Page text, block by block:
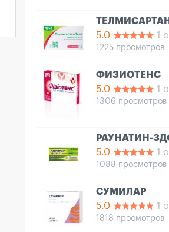
ТЕЛМИСАРТАН
5.0
1
1225 просмотров
ФИЗИОТЕНС
5.0
1
1306 просмотров
РАУНАТИН-
5.0
1
1088 просмотров
СУМИЛАР
5.0
1
1818 просмотров